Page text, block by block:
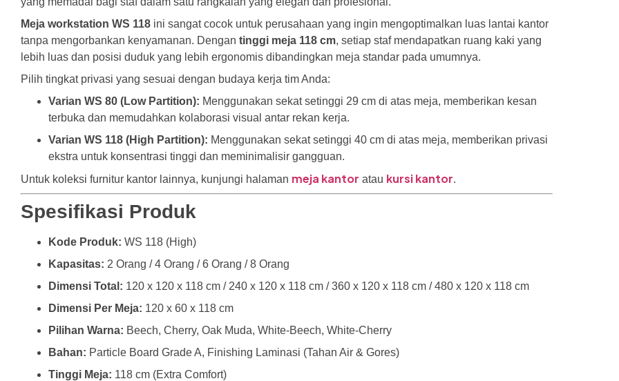
Meja workstation WS 118 ini sangat cocok untuk perusahaan yang ingin mengoptimalkan luas lantai kantor
tanpa mengorbankan kenyamanan. Dengan tinggi meja 118 cm, setiap staf mendapatkan ruang kaki yang
lebih luas dan posisi duduk yang lebih ergonomis dibandingkan meja standar pada umumnya.
Pilih tingkat privasi yang sesuai dengan budaya kerja tim Anda:
Varian WS 80 (Low Partition): Menggunakan sekat setinggi 29 cm di atas meja, memberikan kesan
terbuka dan memudahkan kolaborasi visual antar rekan kerja.
Varian WS 118 (High Partition): Menggunakan sekat setinggi 40 cm di atas meja, memberikan privasi
ekstra untuk konsentrasi tinggi dan meminimalisir gangguan.
Untuk koleksi furnitur kantor lainnya, kunjungi halaman meja kantor atau kursi kantor.
Spesifikasi Produk
Kode Produk: WS 118 (High)
Kapasitas: 2 Orang / 4 Orang / 6 Orang / 8 Orang
Dimensi Total: 120 x 120 x 118 cm / 240 x 120 x 118 cm / 360 x 120 x 118 cm / 480 x 120 x 118 cm
Dimensi Per Meja: 120 x 60 x 118 cm
Pilihan Warna: Beech, Cherry, Oak Muda, White-Beech, White-Cherry
Bahan: Particle Board Grade A, Finishing Laminasi (Tahan Air & Gores)
Tinggi Meja: 118 cm (Extra Comfort)